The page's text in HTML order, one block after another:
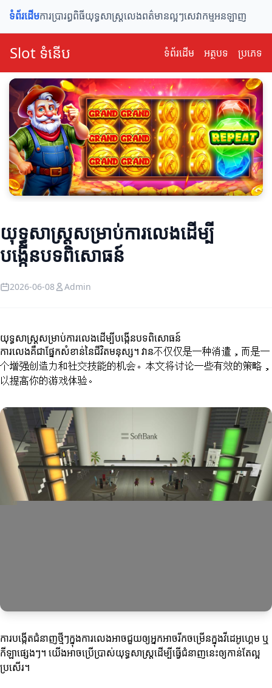
ទំព័រដើមការប្រារព្ធពិធីយុទ្ធសាស្ត្រលេងពត៌មានល្អៗសេវាកម្មអនឡាញ
Slot ទំនើប ទំព័រ​ដើម អត្ថបទ ប្រភេទ
យុទ្ធសាស្ត្រសម្រាប់ការលេងដើម្បី
បង្កើនបទពិសោធន៍
2026-06-08 Admin
យុទ្ធសាស្ត្រសម្រាប់ការលេងដើម្បីបង្កើនបទពិសោធន៍
ការលេងគឺជាផ្នែកសំខាន់នៃជីវិតមនុស្ស។ វាន不仅仅是一种消遣，而是一
个增强创造力和社交技能的机会。本文将讨论一些有效的策略，
以提高你的游戏体验。
ការបង្កើតជំនាញថ្មីៗក្នុងការលេងអាចជួយឲ្យអ្នកអាចរីកចម្រើនក្នុងវីដេអូហ្គេម ឬ
កីឡាផ្សេងៗ។ យើងអាចប្រើប្រាស់យុទ្ធសាស្ត្រដើម្បីធ្វើជំនាញនេះឲ្យកាន់តែល្អ
ប្រសើរ។